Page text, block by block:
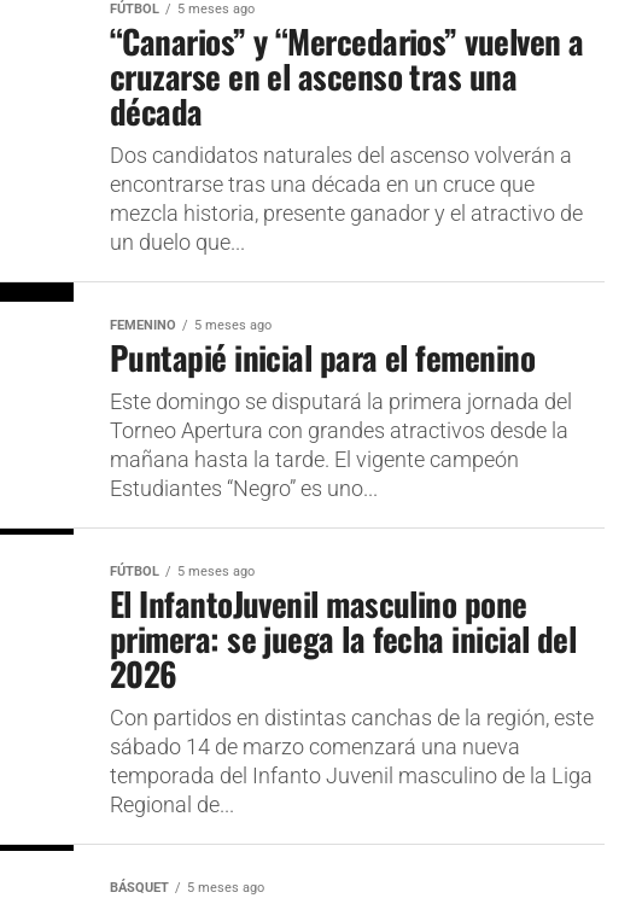
FÚTBOL 5 meses ago
“Canarios” y “Mercedarios” vuelven a
cruzarse en el ascenso tras una
década
Dos candidatos naturales del ascenso volverán a
encontrarse tras una década en un cruce que
mezcla historia, presente ganador y el atractivo de
un duelo que...
FEMENINO 5 meses ago
Puntapié inicial para el femenino
Este domingo se disputará la primera jornada del
Torneo Apertura con grandes atractivos desde la
mañana hasta la tarde. El vigente campeón
Estudiantes “Negro” es uno...
FÚTBOL 5 meses ago
El InfantoJuvenil masculino pone
primera: se juega la fecha inicial del
2026
Con partidos en distintas canchas de la región, este
sábado 14 de marzo comenzará una nueva
temporada del Infanto Juvenil masculino de la Liga
Regional de...
BÁSQUET 5 meses ago